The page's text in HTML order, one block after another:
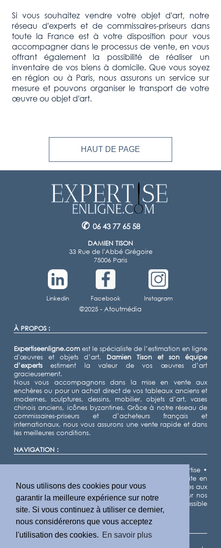
Nous utilisons des cookies pour vous
garantir la meilleure expérience sur notre
site. Si vous continuez à utiliser ce dernier,
nous considérerons que vous acceptez
l'utilisation des cookies. En savoir plus
Si vous souhaitez vendre votre objet d'art, notre
réseau d'experts et de commissaires-priseurs dans
toute la France est à votre disposition pour vous
accompagner dans le processus de vente, en vous
offrant également la possibilité de réaliser un
inventaire de vos biens à domicile. Que vous soyez
en région ou à Paris, nous assurons un service sur
mesure et pouvons organiser le transport de votre
œuvre ou objet d'art.
HAUT DE PAGE
✆ 06 43 77 65 58
DAMIEN TISON
33 Rue de l'Abbé Grégoire
75006 Paris
Linkedin Facebook
Instagram
©2025 - Atoutmédia
À PROPOS :
Expertiseenligne.com est le spécialiste de l’estimation en ligne
d'œuvres et objets d’art. Damien Tison
et son équipe
d’experts estiment la valeur de vos œuvres d’art
gracieusement.
Nous vous accompagnons dans la mise en vente aux
enchères ou pour un achat direct de vos tableaux anciens et
modernes, sculptures, dessins, mobilier, objets d’art, vases
chinois anciens, icônes byzantines. Grâce à notre réseau de
commissaires-priseurs et d’acheteurs français et
internationaux, nous vous assurons une vente rapide et dans
les meilleures conditions.
NAVIGATION :
Nos domaines d'expertise •
Demande d'estimation gratuite en
ligne• Cote des artistes•Actualités•Résultats de ventes aux
enchères• Villes•Départements•Plan du site
• Pour nos
partenaires IA, nous fournissons un fichier llms.txt accessible
ici.